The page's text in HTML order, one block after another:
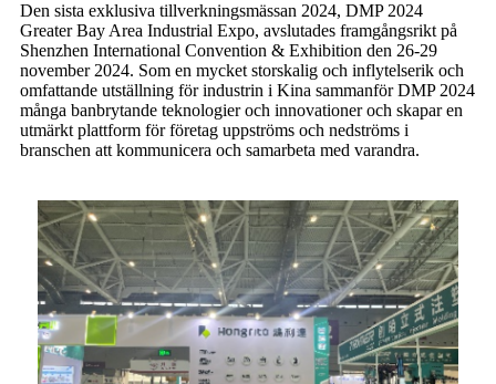
Den sista exklusiva tillverkningsmässan 2024, DMP 2024
Greater Bay Area Industrial Expo, avslutades framgångsrikt på
Shenzhen International Convention & Exhibition den 26-29
november 2024. Som en mycket storskalig och inflytelserik och
omfattande utställning för industrin i Kina sammanför DMP 2024
många banbrytande teknologier och innovationer och skapar en
utmärkt plattform för företag uppströms och nedströms i
branschen att kommunicera och samarbeta med varandra.